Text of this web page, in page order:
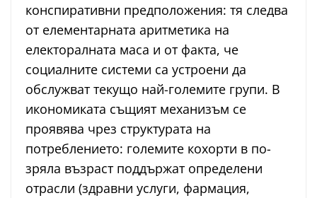
конспиративни предположения: тя следва
от елементарната аритметика на
електоралната маса и от факта, че
социалните системи са устроени да
обслужват текущо най-големите групи. В
икономиката същият механизъм се
проявява чрез структурата на
потреблението: големите кохорти в по-
зряла възраст поддържат определени
отрасли (здравни услуги, фармация,